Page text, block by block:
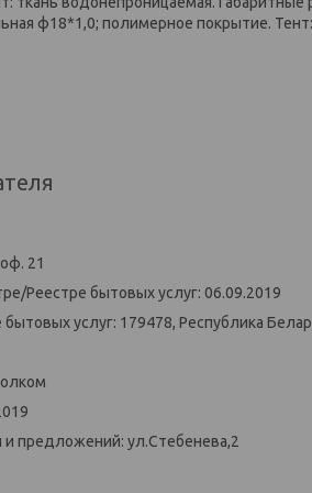
ф18*1,0; полимерное покрытие.
21
Реестре бытовых услуг: 06.09.2019
услуг: 179478, Республика
предложений: ул.Стебенева,2